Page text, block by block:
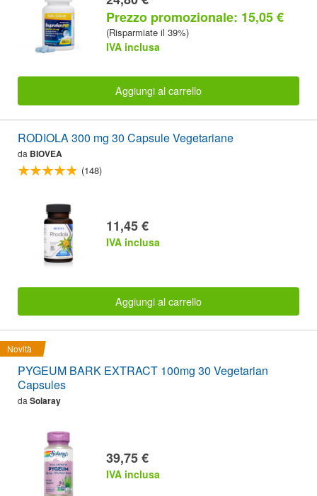
Prezzo promozionale: 15,05 €
(Risparmiate il 39%)
IVA inclusa
Aggiungi al carrello
RODIOLA 300 mg 30 Capsule Vegetariane
da BIOVEA
(148)
11,45 €
IVA inclusa
Aggiungi al carrello
Novità
PYGEUM BARK EXTRACT 100mg 30 Vegetarian
Capsules
da Solaray
39,75 €
IVA inclusa